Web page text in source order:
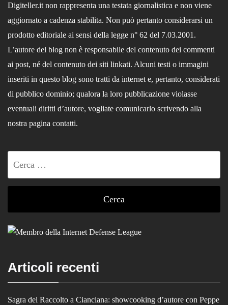
Digiteller.it non rappresenta una testata giornalistica e non viene
aggiornato a cadenza stabilita. Non può pertanto considerarsi un
prodotto editoriale ai sensi della legge n° 62 del 7.03.2001.
L’autore del blog non è responsabile del contenuto dei commenti
ai post, né del contenuto dei siti linkati. Alcuni testi o immagini
inseriti in questo blog sono tratti da internet e, pertanto, considerati
di pubblico dominio; qualora la loro pubblicazione violasse
eventuali diritti d’autore, vogliate comunicarlo scrivendo alla
nostra pagina contatti.
Articoli recenti
Sagra del Raccolto a Cianciana: showcooking d’autore con Peppe